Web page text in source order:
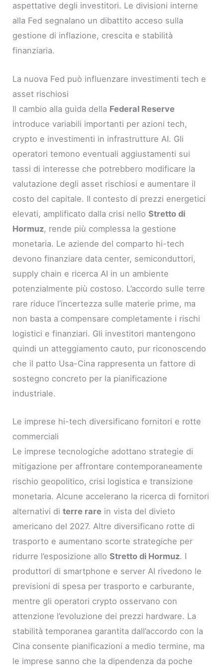
aspettative degli investitori. Le divisioni interne
alla Fed segnalano un dibattito acceso sulla
gestione di inflazione, crescita e stabilità
finanziaria.
La nuova Fed può influenzare investimenti tech e
asset rischiosi
Il cambio alla guida della Federal Reserve
introduce variabili importanti per azioni tech,
crypto e investimenti in infrastrutture AI. Gli
operatori temono eventuali aggiustamenti sui
tassi di interesse che potrebbero modificare la
valutazione degli asset rischiosi e aumentare il
costo del capitale. Il contesto di prezzi energetici
elevati, amplificato dalla crisi nelloStretto di
Hormuz, rende più complessa la gestione
monetaria. Le aziende del comparto hi-tech
devono finanziare data center, semiconduttori,
supply chain e ricerca AI in un ambiente
potenzialmente più costoso. L’accordo sulle terre
rare riduce l’incertezza sulle materie prime, ma
non basta a compensare completamente i rischi
logistici e finanziari. Gli investitori mantengono
quindi un atteggiamento cauto, pur riconoscendo
che il patto Usa-Cina rappresenta un fattore di
sostegno concreto per la pianificazione
industriale.
Le imprese hi-tech diversificano fornitori e rotte
commerciali
Le imprese tecnologiche adottano strategie di
mitigazione per affrontare contemporaneamente
rischio geopolitico, crisi logistica e transizione
monetaria. Alcune accelerano la ricerca di fornitori
alternativi diterre rare in vista del divieto
americano del 2027. Altre diversificano rotte di
trasporto e aumentano scorte strategiche per
ridurre l’esposizione alloStretto di Hormuz. I
produttori di smartphone e server AI rivedono le
previsioni di spesa per trasporto e carburante,
mentre gli operatori crypto osservano con
attenzione l’evoluzione dei prezzi hardware. La
stabilità temporanea garantita dall’accordo con la
Cina consente pianificazioni a medio termine, ma
le imprese sanno che la dipendenza da poche